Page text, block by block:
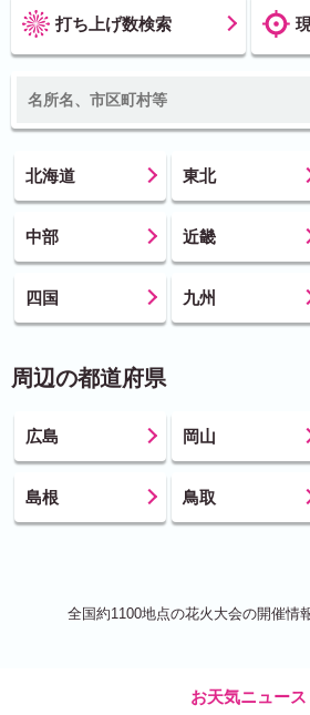
打ち上げ数検索
北海道 東北
中部 近畿
四国 九州
周辺の都道府県
広島 岡山
島根 鳥取
全国約1100地点の花火大会の開催情
お天気ニュース